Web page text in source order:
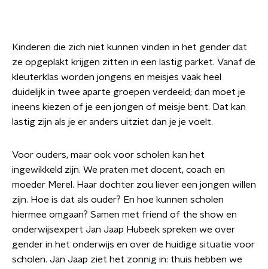
Kinderen die zich niet kunnen vinden in het gender dat
ze opgeplakt krijgen zitten in een lastig parket. Vanaf de
kleuterklas worden jongens en meisjes vaak heel
duidelijk in twee aparte groepen verdeeld; dan moet je
ineens kiezen of je een jongen of meisje bent. Dat kan
lastig zijn als je er anders uitziet dan je je voelt.
Voor ouders, maar ook voor scholen kan het
ingewikkeld zijn. We praten met docent, coach en
moeder Merel. Haar dochter zou liever een jongen willen
zijn. Hoe is dat als ouder? En hoe kunnen scholen
hiermee omgaan? Samen met friend of the show en
onderwijsexpert Jan Jaap Hubeek spreken we over
gender in het onderwijs en over de huidige situatie voor
scholen. Jan Jaap ziet het zonnig in: thuis hebben we